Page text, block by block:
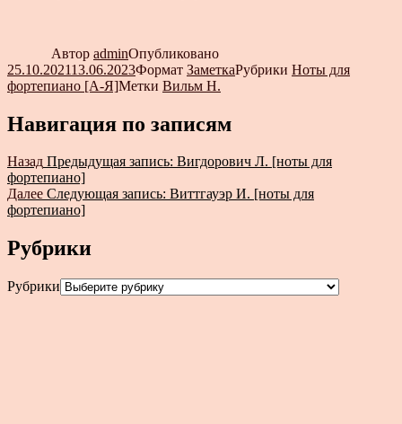
Автор adminОпубликовано
25.10.202113.06.2023Формат ЗаметкаРубрики Ноты для
фортепиано [А-Я]Метки Вильм Н.
Навигация по записям
Назад Предыдущая запись: Вигдорович Л. [ноты для
фортепиано]
Далее Следующая запись: Виттгауэр И. [ноты для
фортепиано]
Рубрики
Рубрики